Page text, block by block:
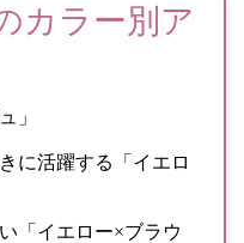
カラー別ア
」
に活躍する「イエロ
「イエロー×ブラウ